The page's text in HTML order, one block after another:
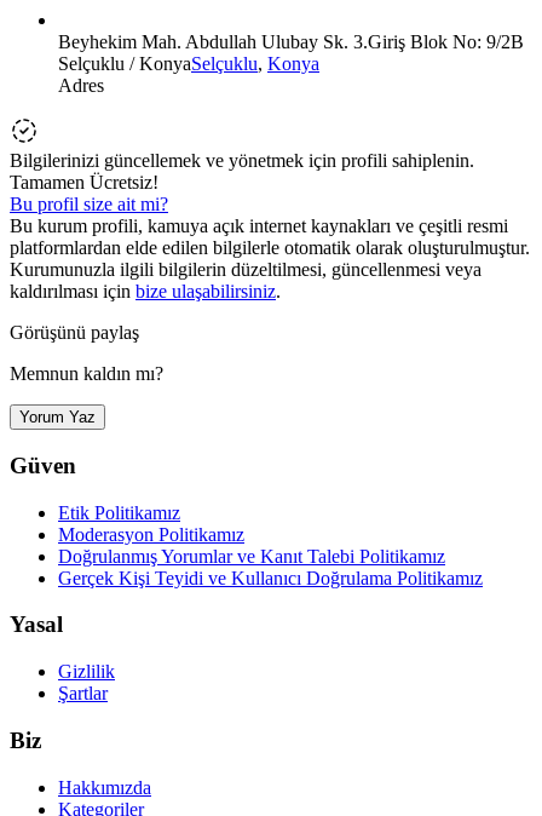
Beyhekim Mah. Abdullah Ulubay Sk. 3.Giriş Blok No: 9/2B
Selçuklu / KonyaSelçuklu, Konya
Adres
Bilgilerinizi güncellemek ve yönetmek için profili sahiplenin.
Tamamen Ücretsiz!
Bu profil size ait mi?
Bu kurum profili, kamuya açık internet kaynakları ve çeşitli resmi
platformlardan elde edilen bilgilerle otomatik olarak oluşturulmuştur.
Kurumunuzla ilgili bilgilerin düzeltilmesi, güncellenmesi veya
kaldırılması için bize ulaşabilirsiniz.
Görüşünü paylaş
Memnun kaldın mı?
Yorum Yaz
Güven
Etik Politikamız
Moderasyon Politikamız
Doğrulanmış Yorumlar ve Kanıt Talebi Politikamız
Gerçek Kişi Teyidi ve Kullanıcı Doğrulama Politikamız
Yasal
Gizlilik
Şartlar
Biz
Hakkımızda
Kategoriler